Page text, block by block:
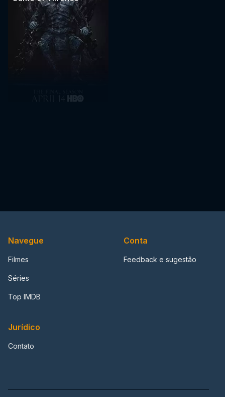
Navegue
Filmes
Séries
Top IMDB
Conta
Feedback e sugestão
Jurídico
Contato